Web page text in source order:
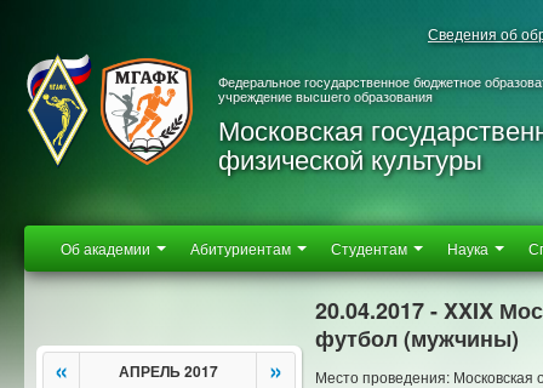
Сведения об
Федеральное государственное бюджетное
учреждение высшего образования
Московская
физической культуры
Об академии Абитуриентам Студентам Наука
« АПРЕЛЬ 2017 »
20.04.2017 - XXIX
футбол (мужчины)
Место проведения: Московская